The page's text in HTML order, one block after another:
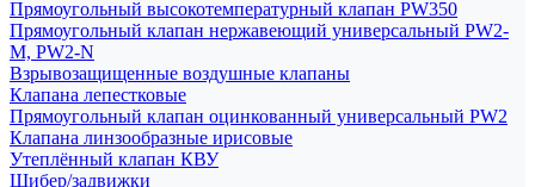
Прямоугольный высокотемпературный клапан PW350
Прямоугольный клапан нержавеющий универсальный PW2-
M, PW2-N
Взрывозащищенные воздушные клапаны
Клапана лепестковые
Прямоугольный клапан оцинкованный универсальный PW2
Клапана линзообразные ирисовые
Утеплённый клапан КВУ
Шибер/задвижки